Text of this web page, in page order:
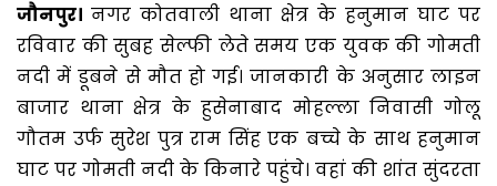
जौनपुर। नगर कोतवाली थाना क्षेत्र के हनुमान घाट पर
रविवार की सुबह सेल्फी लेते समय एक युवक की गोमती
नदी में डूबने से मौत हो गई। जानकारी के अनुसार लाइन
बाजार थाना क्षेत्र के हुसेनाबाद मोहल्ला निवासी गोलू
गौतम उर्फ सुरेश पुत्र राम सिंह एक बच्चे के साथ हनुमान
घाट पर गोमती नदी के किनारे पहुंचे। वहां की शांत सुंदरता